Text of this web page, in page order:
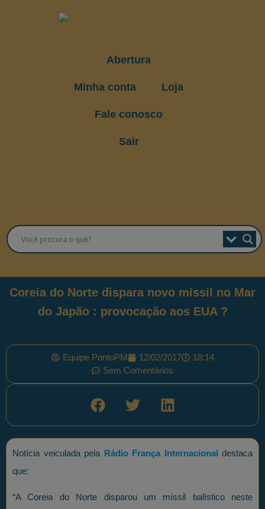
Abertura
Minha conta Loja
Fale conosco
Sair
Coreia do Norte dispara novo míssil no Mar
do Japão : provocação aos EUA ?
Equipe PontoPM 12/02/2017
18:14
Sem Comentários
Notícia veiculada pela Rádio França Internacional destaca
que:
“A Coreia do Norte disparou um míssil balístico neste